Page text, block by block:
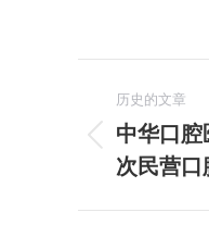
章
航
历史的文章
历
史
的
中华口
次民营